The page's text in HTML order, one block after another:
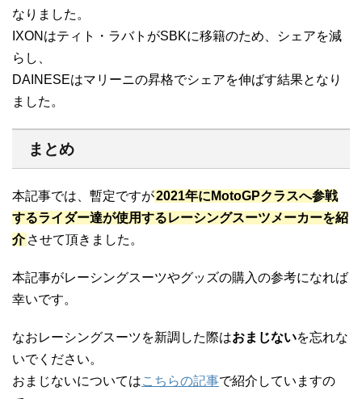
なりました。
IXONはティト・ラバトがSBKに移籍のため、シェアを減
らし、
DAINESEはマリーニの昇格でシェアを伸ばす結果となり
ました。
まとめ
本記事では、暫定ですが2021年にMotoGPクラスへ参戦
するライダー達が使用するレーシングスーツメーカーを紹
介 させて頂きました。
本記事がレーシングスーツやグッズの購入の参考になれば
幸いです。
なおレーシングスーツを新調した際はおまじないを忘れな
いでください。
おまじないについてはこちらの記事で紹介していますの